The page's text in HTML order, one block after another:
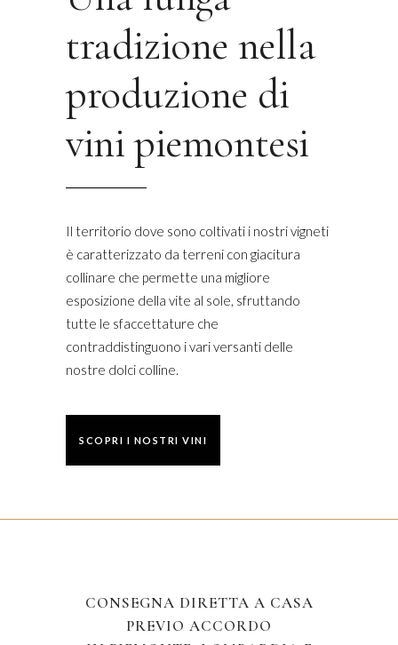
tradizione nella
produzione di
vini piemontesi
Il territorio dove sono coltivati i nostri vigneti
è caratterizzato da terreni con giacitura
collinare che permette una migliore
esposizione della vite al sole, sfruttando
tutte le sfaccettature che
contraddistinguono i vari versanti delle
nostre dolci colline.
SCOPRI I NOSTRI VINI
CONSEGNA DIRETTA A CASA
PREVIO ACCORDO